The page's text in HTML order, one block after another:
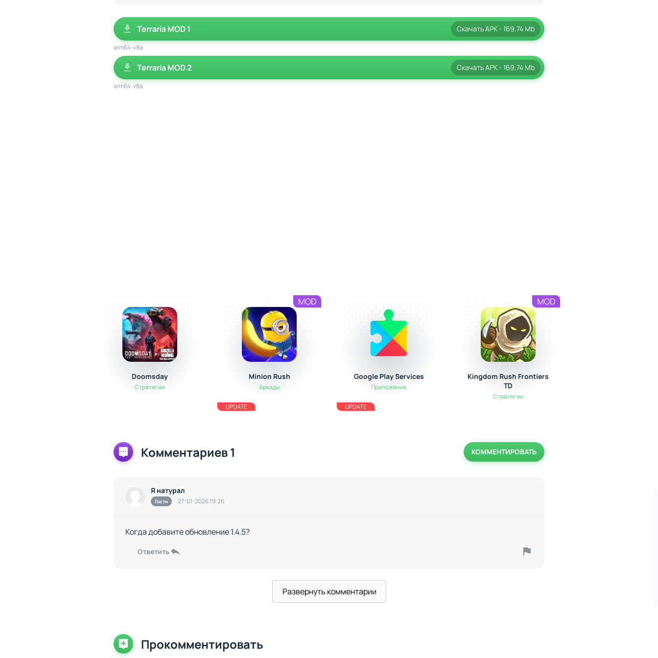
Terraria MOD 1 СкачатьAPK- 169.74 Mb
arm64-v8a
Terraria MOD 2 СкачатьAPK- 169.74 Mb
arm64-v8a
Doomsday
Стратегии
Minion Rush
Аркады
UPDATE
MOD
Google Play Services
Приложения
UPDATE
Kingdom Rush Frontiers
TD
Стратегии
MOD
Комментариев 1 КОММЕНТИРОВАТЬ
Я натурал
Гости 27-01-2026 19:26
Когда добавите обновление 1.4.5?
Ответить
Развернуть комментарии
Прокомментировать